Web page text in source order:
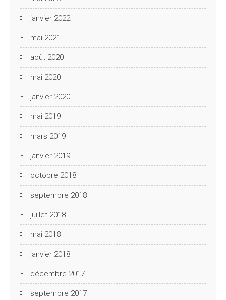
janvier 2022
mai 2021
août 2020
mai 2020
janvier 2020
mai 2019
mars 2019
janvier 2019
octobre 2018
septembre 2018
juillet 2018
mai 2018
janvier 2018
décembre 2017
septembre 2017